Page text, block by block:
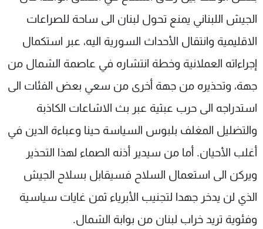
الجيش اللبناني يمنع تحول لبنان الى ساحة للصراعات
الاقليمية وانتقال الأحداث السورية اليه، عبر استكمال
إجراءاته العملانية وخطة انتشاره في عاصمة الشمال من
جهة، وتحذيره من جهة أخرى من سعي بعض الفئات الى
استدراجه الى حرب عبثية عبر بث الاشاعات الكاذبة
والتضليل المغلف بلبوس السياسة حينا وعباءة الدين في
أغلب الأحيان. أما من سيدير أذنه الصماء لهذا التحذير
ويركن الى استعمال السلاح فسيقابل بسلاح الجيش
الذي لن يدخر جهدا لتجنيب الأبرياء ثمن غايات سياسية
وفئوية تريد خراب لبنان من بوابة الشمال.